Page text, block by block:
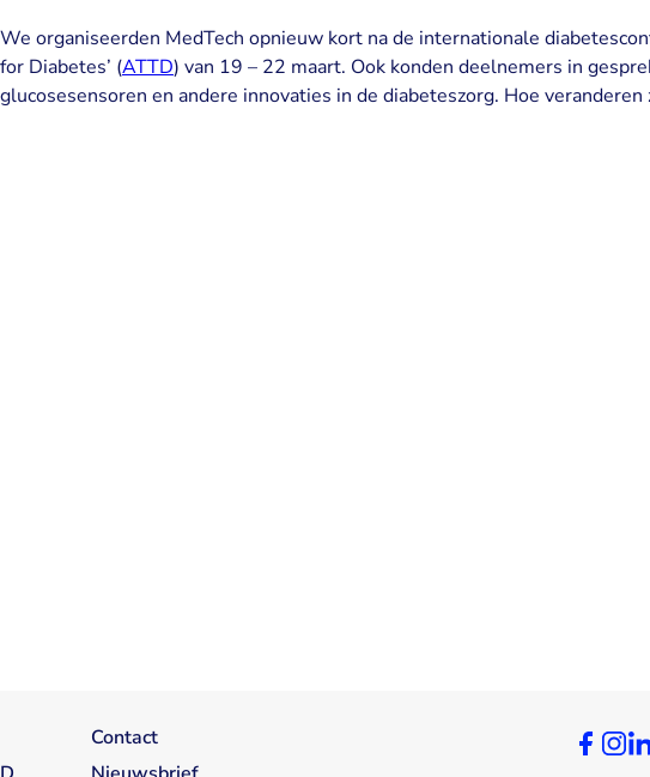
We organiseerden MedTech opnieuw kort na de internationale
for Diabetes’ (ATTD) van 19 – 22 maart. Ook konden deelnemers in
glucosesensoren en andere innovaties in de diabeteszorg. Hoe
Contact